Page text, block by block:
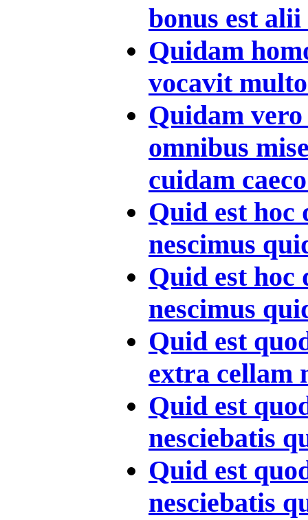
bonus est
Quidam
vocavit
Quidam vero
omnibus
cuidam
Quid est
nescimus
Quid est
nescimus
Quid est
extra cellam
Quid est
nesciebatis
Quid est
nesciebatis